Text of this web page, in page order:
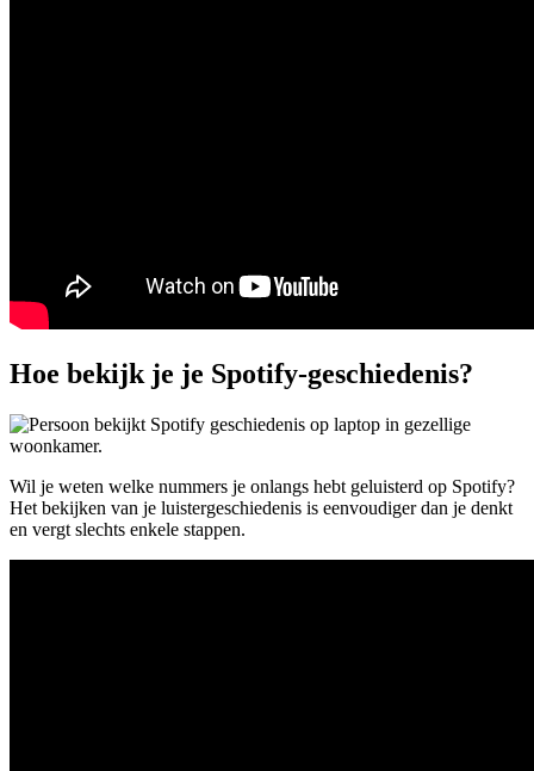
Hoe bekijk je je Spotify-geschiedenis?
Wil je weten welke nummers je onlangs hebt geluisterd op Spotify?
Het bekijken van je luistergeschiedenis is eenvoudiger dan je denkt
en vergt slechts enkele stappen.